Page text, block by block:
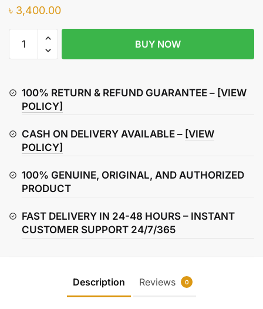
৳ 3,400.00
Splendor
Filter
quantity
BUY NOW
100% RETURN & REFUND GUARANTEE – [VIEW
POLICY]
CASH ON DELIVERY AVAILABLE – [VIEW
POLICY]
100% GENUINE, ORIGINAL, AND AUTHORIZED
PRODUCT
FAST DELIVERY IN 24-48 HOURS – INSTANT
CUSTOMER SUPPORT 24/7/365
Description Reviews 0